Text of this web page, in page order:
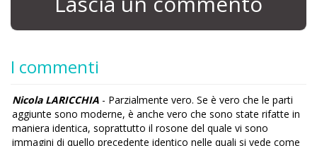
I commenti
Nicola LARICCHIA - Parzialmente vero. Se è vero che le parti
aggiunte sono moderne, è anche vero che sono state rifatte in
maniera identica, soprattutto il rosone del quale vi sono
immagini di quello precedente identico nelle quali si vede come